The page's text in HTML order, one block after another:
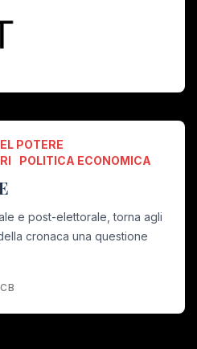
POTERE
POLITICA ECONOMICA
e post-elettorale, torna agli
cronaca una questione
CB